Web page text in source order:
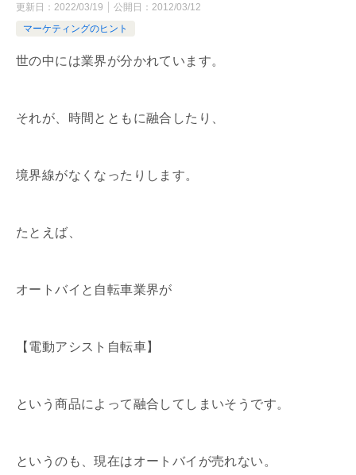
更新日： 2022/03/19 公開日： 2012/03/12
マーケティングのヒント
世の中には業界が分かれています。
それが、時間とともに融合したり、
境界線がなくなったりします。
たとえば、
オートバイと自転車業界が
【電動アシスト自転車】
という商品によって融合してしまいそうです。
というのも、現在はオートバイが売れない。